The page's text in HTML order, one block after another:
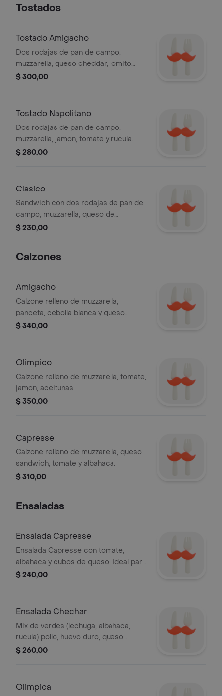
Tostados
Tostado Amigacho
Dos rodajas de pan de campo,
muzzarella, queso cheddar, lomito
ahumado y huevo planchado.
$ 300,00
Tostado Napolitano
Dos rodajas de pan de campo,
muzzarella, jamon, tomate y rucula.
$ 280,00
Clasico
Sandwich con dos rodajas de pan de
campo, muzzarella, queso de
sándwich y jamón.
$ 230,00
Calzones
Amigacho
Calzone relleno de muzzarella,
panceta, cebolla blanca y queso
cheddar.
$ 340,00
Olimpico
Calzone relleno de muzzarella, tomate,
jamon, aceitunas.
$ 350,00
Capresse
Calzone relleno de muzzarella, queso
sandwich, tomate y albahaca.
$ 310,00
Ensaladas
Ensalada Capresse
Ensalada Capresse con tomate,
albahaca y cubos de queso. Ideal para
una opción fresca y ligera.
$ 240,00
Ensalada Chechar
Mix de verdes (lechuga, albahaca,
rucula) pollo, huevo duro, queso
parmesano, aceitunas, crutones,
$ 260,00
Olimpica